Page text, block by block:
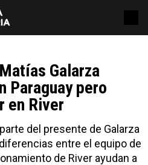
Galarza
Paraguay pero
en River
del presente de Galarza
entre el equipo de
de River ayudan a